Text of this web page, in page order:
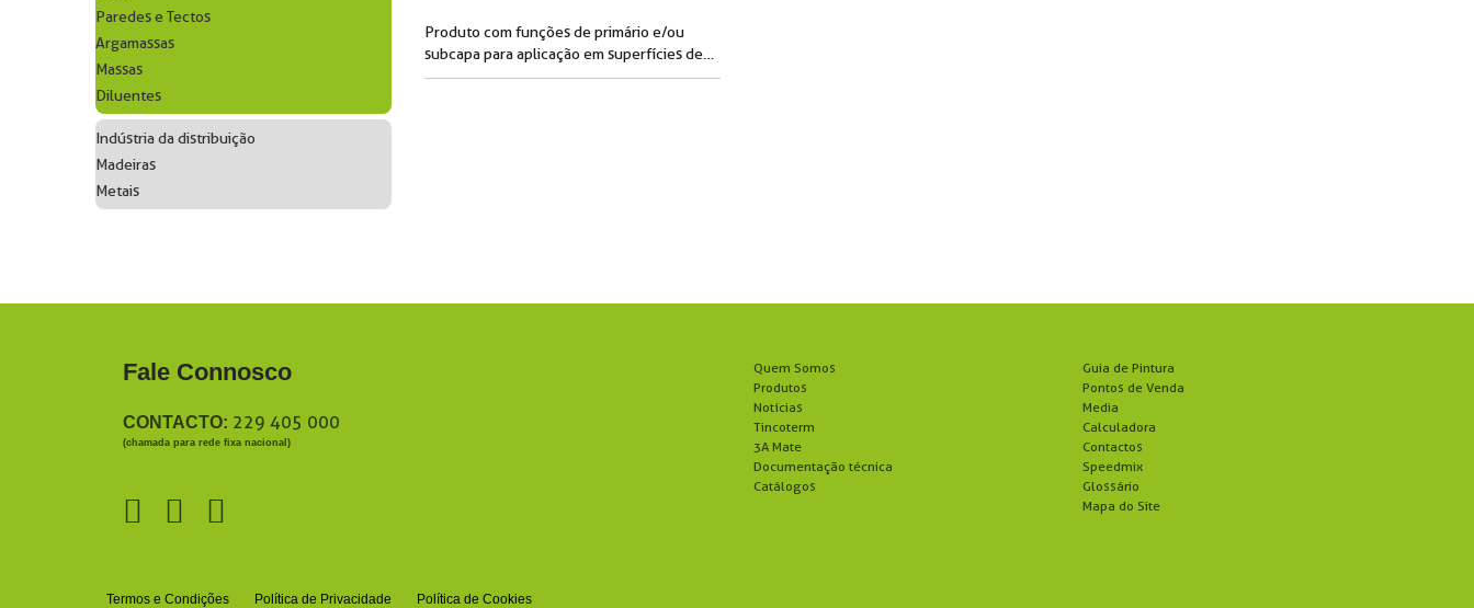
Produto com funções de primário e/ou
subcapa para aplicação em superfícies de
madeira, no interior…
Paredes e Tectos
Argamassas
Massas
Diluentes
Indústria da distribuição
Madeiras
Metais
Fale Connosco
CONTACTO: 229 405 000
(chamada para rede fixa nacional)
Quem Somos
Produtos
Notícias
Tincoterm
3A Mate
Documentação técnica
Catálogos
Guia de Pintura
Pontos de Venda
Media
Calculadora
Contactos
Speedmix
Glossário
Mapa do Site
Termos e Condições Política de Privacidade Política de Cookies